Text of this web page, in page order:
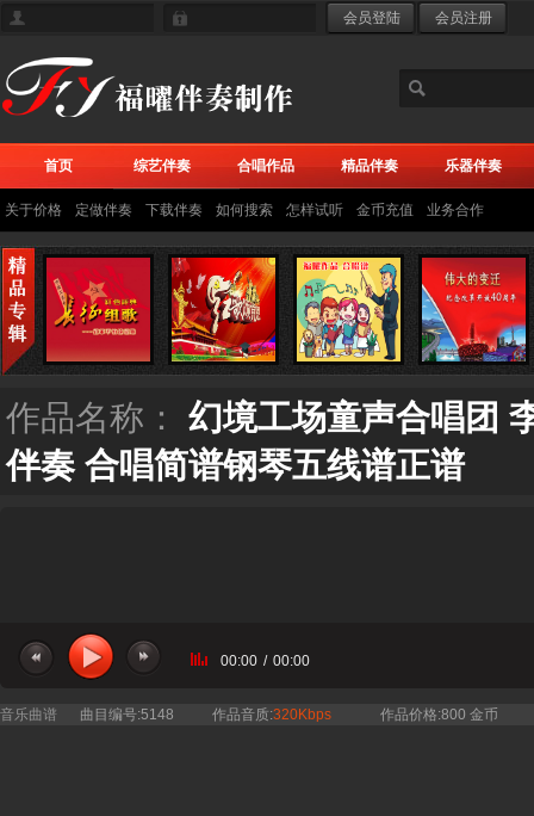
首页 综艺伴奏 合唱作品 精品伴奏 乐器伴奏
关于价格 定做伴奏 下载伴奏 如何搜索 怎样试听 金币充值 业务合作
作品名称： 幻境工场童声合唱团
伴奏 合唱简谱钢琴五线谱正谱
00:00 / 00:00
音乐曲谱 曲目编号:5148 作品音质:320Kbps 作品价格:800 金币